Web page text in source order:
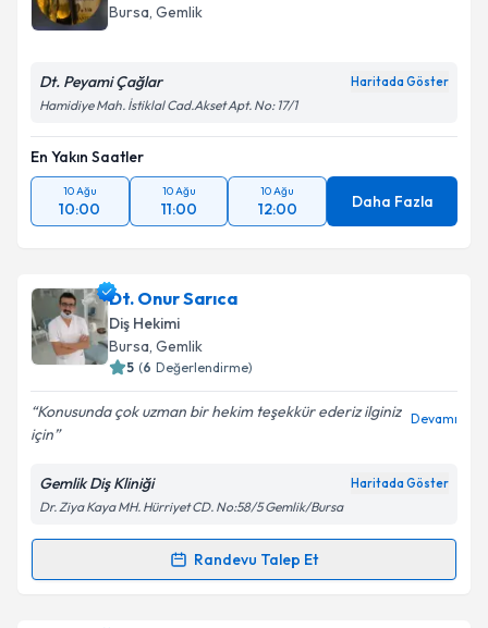
Bursa, Gemlik
Dt. Peyami Çağlar Haritada Göster
Hamidiye Mah. İstiklal Cad.Akset Apt. No: 17/1
En Yakın Saatler
10 Ağu
10:00
10 Ağu
11:00
10 Ağu
12:00 Daha Fazla
Dt. Onur Sarıca
Diş Hekimi
Bursa, Gemlik
5 (6 Değerlendirme)
Konusunda çok uzman bir hekim teşekkür ederiz ilginiz
için
Devamı
Gemlik Diş Kliniği Haritada Göster
Dr. Ziya Kaya MH. Hürriyet CD. No:58/5 Gemlik/Bursa
Randevu Talep Et
Randevu Takvimi Talebi